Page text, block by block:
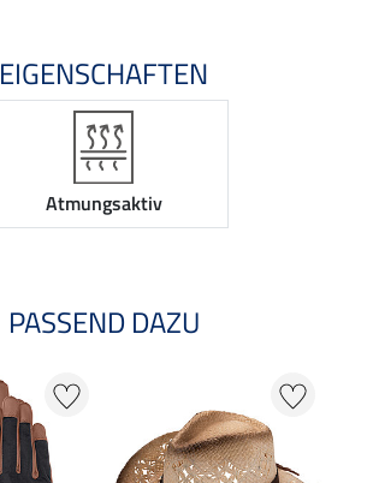
EIGENSCHAFTEN
Atmungsaktiv
PASSEND DAZU